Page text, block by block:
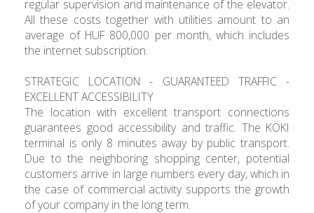
regular supervision and maintenance of the elevator.
All these costs together with utilities amount to an
average of HUF 800,000 per month, which includes
the internet subscription.
STRATEGIC LOCATION - GUARANTEED TRAFFIC -
EXCELLENT ACCESSIBILITY
The location with excellent transport connections
guarantees good accessibility and traffic. The KÖKI
terminal is only 8 minutes away by public transport.
Due to the neighboring shopping center, potential
customers arrive in large numbers every day, which in
the case of commercial activity supports the growth
of your company in the long term.